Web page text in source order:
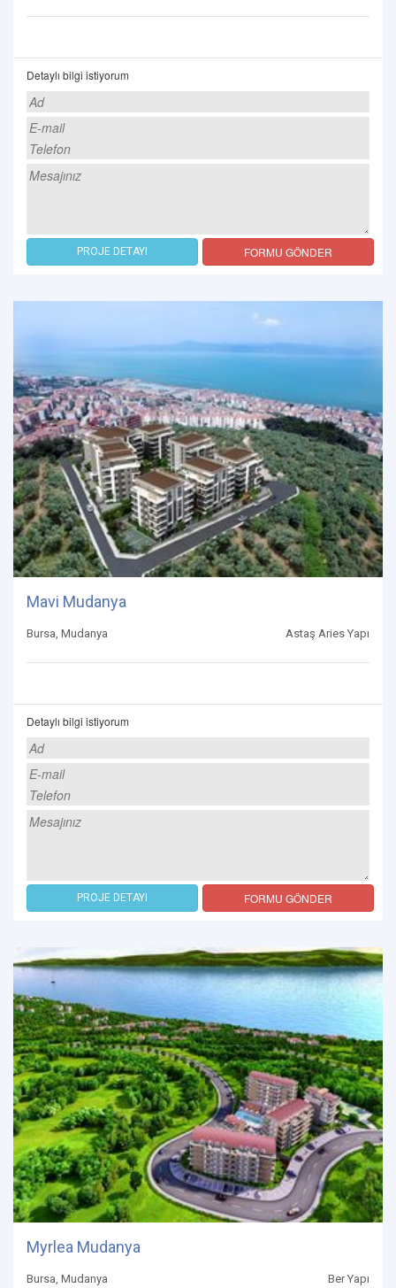
Detaylı bilgi istiyorum
PROJE DETAYI FORMU GÖNDER
Mavi Mudanya
Bursa, Mudanya Astaş Aries Yapı
Detaylı bilgi istiyorum
PROJE DETAYI FORMU GÖNDER
Myrlea Mudanya
Bursa, Mudanya Ber Yapı